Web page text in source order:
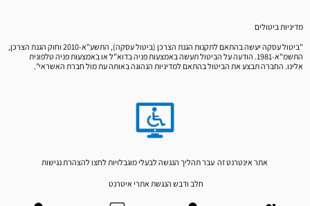
מדיניות ביטולים
"ביטול עסקה יעשה בהתאם לתקנות הגנת הצרכן (ביטול עסקה), התשע"א-2010 וחוק הגנת הצרכן,
התשמ"א-1981. הודעה על הביטול תעשה באמצעות פניה בדוא"ל או באמצעות פניה טלפונית
אלינו. החברה תבצע את הביטול בהתאם למדיניות הנהוגה באותה עת מול חברת האשראי".
אתר אינטרנט זה עבר תהליך הנגשה לבעלי מוגבלויות לחצולהצהרת נגישות
חלב ודבש הנגשת אתרי איטרנט